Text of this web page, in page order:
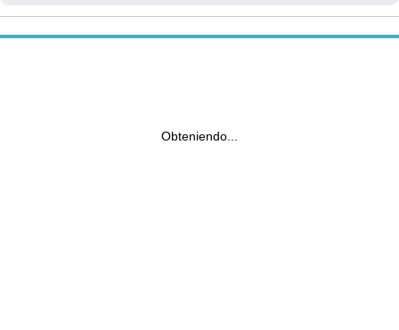
Obteniendo...